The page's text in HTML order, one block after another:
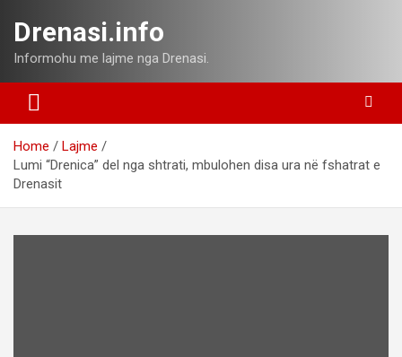
content
Drenasi.info
Informohu me lajme nga Drenasi.
Home
Lajme
Lumi “Drenica” del nga shtrati, mbulohen disa ura në fshatrat e
Drenasit